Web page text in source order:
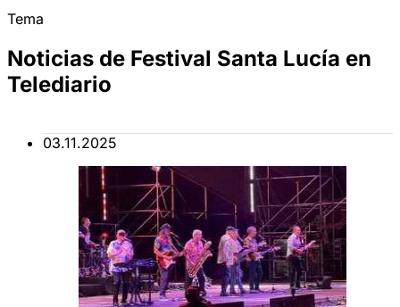
Tema
Noticias de Festival Santa Lucía en
Telediario
03.11.2025